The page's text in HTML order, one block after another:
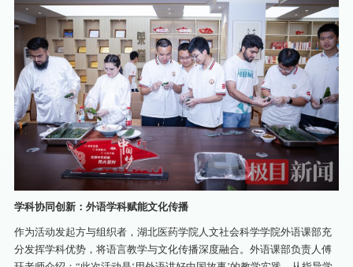
学科协同创新：外语学科赋能文化传播
作为活动发起方与组织者，湖北医药学院人文社会科学学院外语课部充
分发挥学科优势，将语言教学与文化传播深度融合。外语课部负责人傅